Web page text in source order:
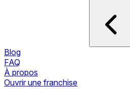
Blog
FAQ
À propos
Ouvrir une franchise